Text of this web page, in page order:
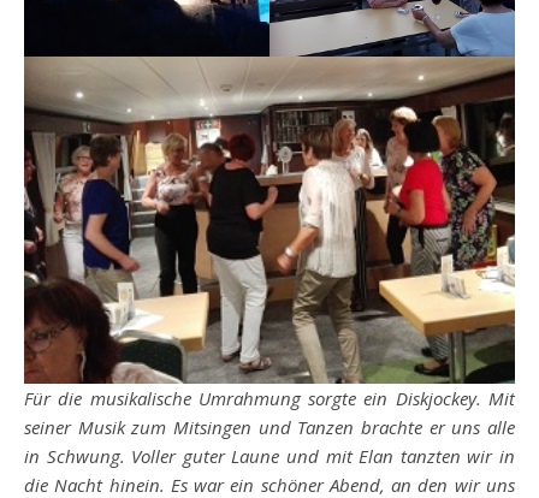
Für die musikalische Umrahmung sorgte ein Diskjockey. Mit
seiner Musik zum Mitsingen und Tanzen brachte er uns alle
in Schwung. Voller guter Laune und mit Elan tanzten wir in
die Nacht hinein. Es war ein schöner Abend, an den wir uns